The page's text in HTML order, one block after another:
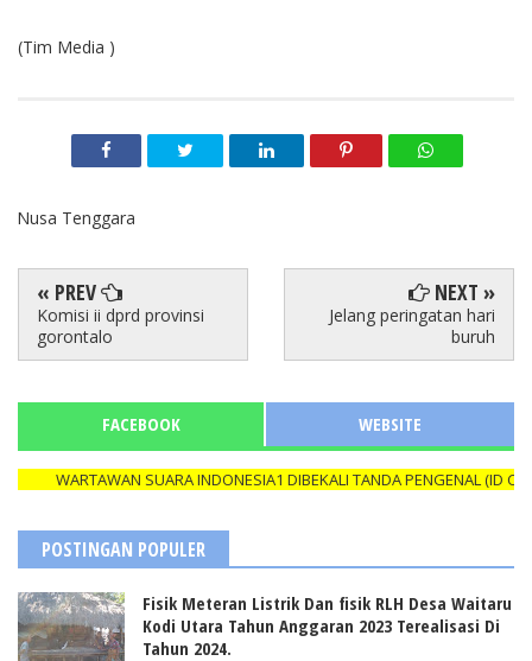
(Tim Media )
Nusa Tenggara
« PREV
Komisi ii dprd provinsi
gorontalo
NEXT »
Jelang peringatan hari
buruh
FACEBOOK WEBSITE
WARTAWAN SUARA INDONESIA1 DIBEKALI TANDA PENGENAL (ID CARD)
POSTINGAN POPULER
Fisik Meteran Listrik Dan fisik RLH Desa Waitaru
Kodi Utara Tahun Anggaran 2023 Terealisasi Di
Tahun 2024.